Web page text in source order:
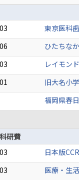
東京医科
ひたちな
レイモン
旧大名小
福岡県春
研費
日本版
医療・生